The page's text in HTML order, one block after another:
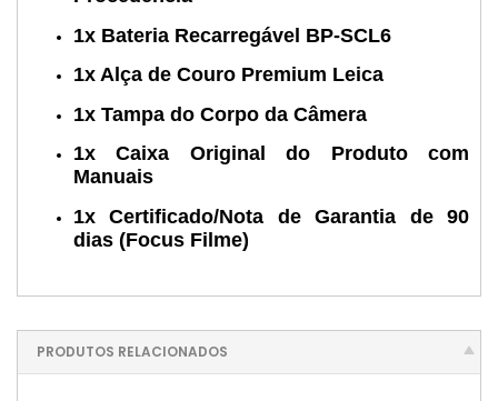
1x Bateria Recarregável BP-SCL6
1x Alça de Couro Premium Leica
1x Tampa do Corpo da Câmera
1x Caixa Original do Produto com
Manuais
1x Certificado/Nota de Garantia de 90
dias (Focus Filme)
PRODUTOS RELACIONADOS